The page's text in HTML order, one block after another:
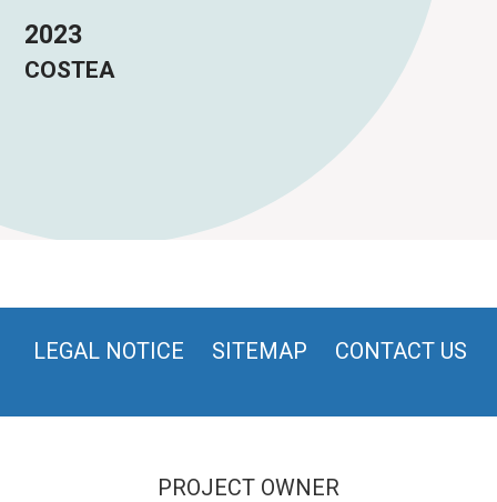
2023
COSTEA
LEGAL NOTICE SITEMAP CONTACT US
PROJECT OWNER